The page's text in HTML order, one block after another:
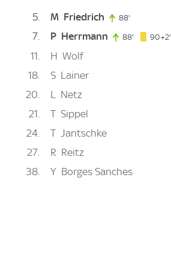
5 M Friedrich 88'
7 P Herrmann 88' 88. minute
90+2'
11 H Wolf
18
S Lainer
20
L
Netz
21
T Sippel
24
T
Jantschke
27
R Reitz
38
Y Borges Sanches